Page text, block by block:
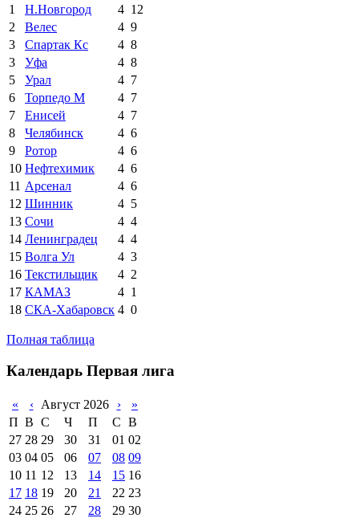
1
Н.Новгород 4 12
2
Велес 4 9
3
Спартак Кс 4 8
3
Уфа 4 8
5
Урал 4 7
6
Торпедо М 4 7
7
Енисей 4 7
8
Челябинск 4 6
9
Ротор 4 6
10 Нефтехимик 4 6
11 Арсенал 4 6
12 Шинник 4 5
13 Сочи 4 4
14 Ленинградец 4 4
15 Волга Ул 4 3
16 Текстильщик 4 2
17 КАМАЗ 4 1
18 СКА-Хабаровск 4 0
Полная таблица
Календарь Первая лига
« ‹ Август 2026 ›
»
П В С Ч П С В
27 28 29 30 31 01 02
03 04 05 06 07 08 09
10 11 12 13 14 15 16
17 18 19 20 21 22 23
24 25 26 27 28 29 30